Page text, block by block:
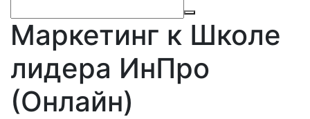
Маркетинг к Школе
лидера ИнПро
(Онлайн)